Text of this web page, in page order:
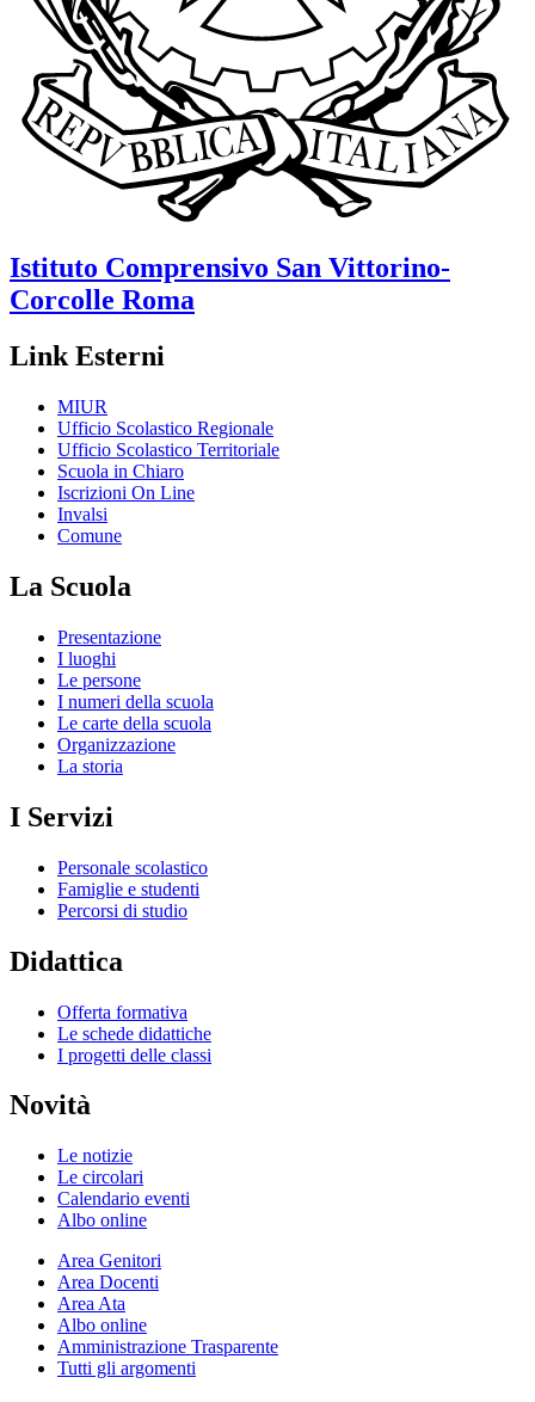
Istituto Comprensivo San Vittorino-
Corcolle Roma
Link Esterni
MIUR
Ufficio Scolastico Regionale
Ufficio Scolastico Territoriale
Scuola in Chiaro
Iscrizioni On Line
Invalsi
Comune
La Scuola
Presentazione
I luoghi
Le persone
I numeri della scuola
Le carte della scuola
Organizzazione
La storia
I Servizi
Personale scolastico
Famiglie e studenti
Percorsi di studio
Didattica
Offerta formativa
Le schede didattiche
I progetti delle classi
Novità
Le notizie
Le circolari
Calendario eventi
Albo online
Area Genitori
Area Docenti
Area Ata
Albo online
Amministrazione Trasparente
Tutti gli argomenti